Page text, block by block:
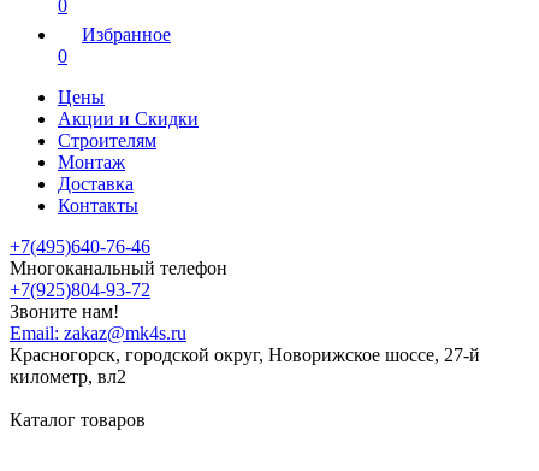
0
Избранное
0
Цены
Акции и Скидки
Строителям
Монтаж
Доставка
Контакты
+7(495)640-76-46
Многоканальный телефон
+7(925)804-93-72
Звоните нам!
Email: zakaz@mk4s.ru
Красногорск, городской округ, Новорижское шоссе, 27-й
километр, вл2
Каталог товаров